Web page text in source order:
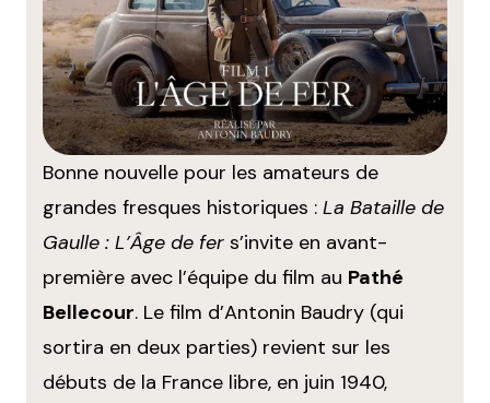
Bonne nouvelle pour les amateurs de
grandes fresques historiques : La Bataille de
Gaulle : L’Âge de fer s’invite en avant-
première avec l’équipe du film au Pathé
Bellecour. Le film d’Antonin Baudry (qui
sortira en deux parties) revient sur les
débuts de la France libre, en juin 1940,